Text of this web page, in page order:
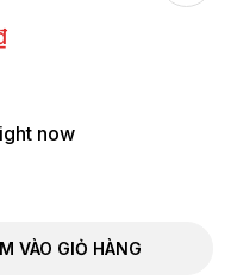
now
VÀO GIỎ HÀNG